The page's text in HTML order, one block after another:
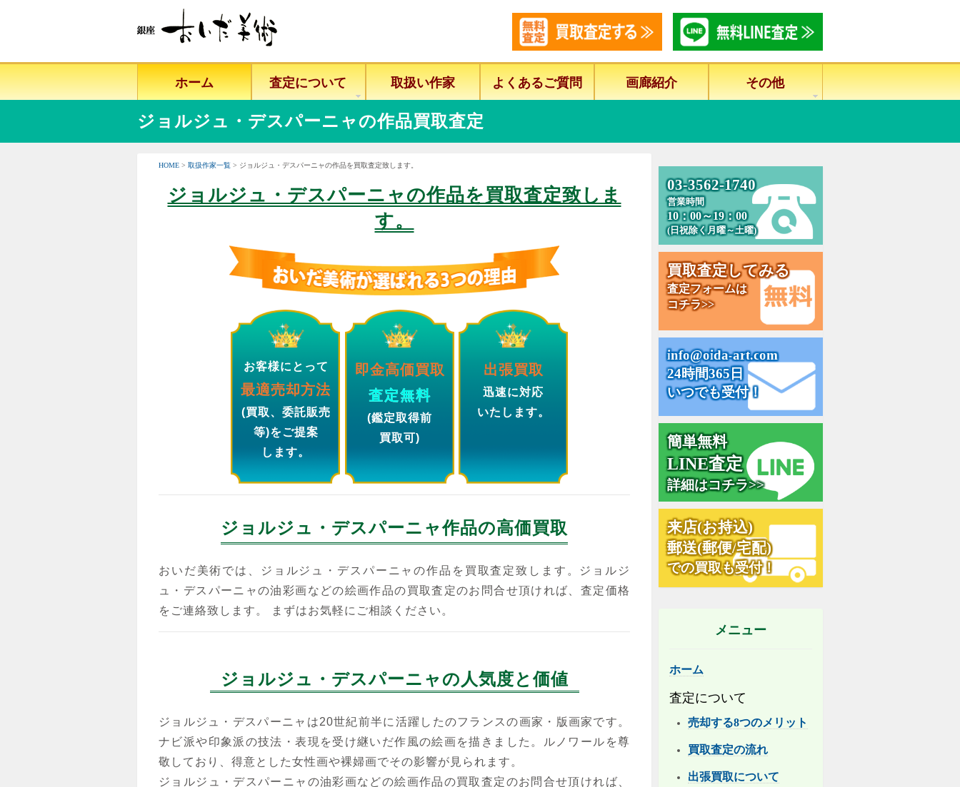
ホーム 査定について 取扱い作家 よくあるご質問 画廊紹介 その他
ジョルジュ・デスパーニャの作品買取査定
HOME > 取扱作家一覧 > ジョルジュ・デスパーニャの作品を買取査定致します。
ジョルジュ・デスパーニャの作品を買取査定致しま
す。
お客様にとって
最適売却方法
(買取、委託販売
等)をご提案
します。
即金高価買取
査定無料
(鑑定取得前
買取可)
出張買取
迅速に対応
いたします。
ジョルジュ・デスパーニャ作品の高価買取
おいだ美術では、ジョルジュ・デスパーニャの作品を買取査定致します。ジョルジ
ュ・デスパーニャの油彩画などの絵画作品の買取査定のお問合せ頂ければ、査定価格
をご連絡致します。 まずはお気軽にご相談ください。
ジョルジュ・デスパーニャの人気度と価値
ジョルジュ・デスパーニャは20世紀前半に活躍したのフランスの画家・版画家です。
ナビ派や印象派の技法・表現を受け継いだ作風の絵画を描きました。ルノワールを尊
敬しており、得意とした女性画や裸婦画でその影響が見られます。
ジョルジュ・デスパーニャの油彩画などの絵画作品の買取査定のお問合せ頂ければ、
03-3562-1740
営業時間
10：00～19：00
(日祝除く月曜～土曜)
買取査定してみる
査定フォームは
コチラ>>
info@oida-art.com
24時間365日
いつでも受付！
簡単無料
LINE査定
詳細はコチラ>>
来店(お持込)
郵送(郵便/宅配)
での買取も受付！
メニュー
ホーム
査定について
売却する8つのメリット
買取査定の流れ
出張買取について